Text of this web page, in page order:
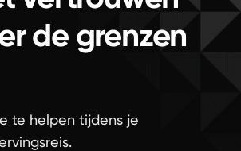
de grenzen
te helpen tijdens je